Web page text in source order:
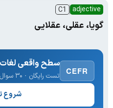
adjective
C1
گویا، عقلی، عقلایی
CEFR
سطح واقعی لغات
تست رایگان · ۳۰ سوال · نتیجه فوری
شروع